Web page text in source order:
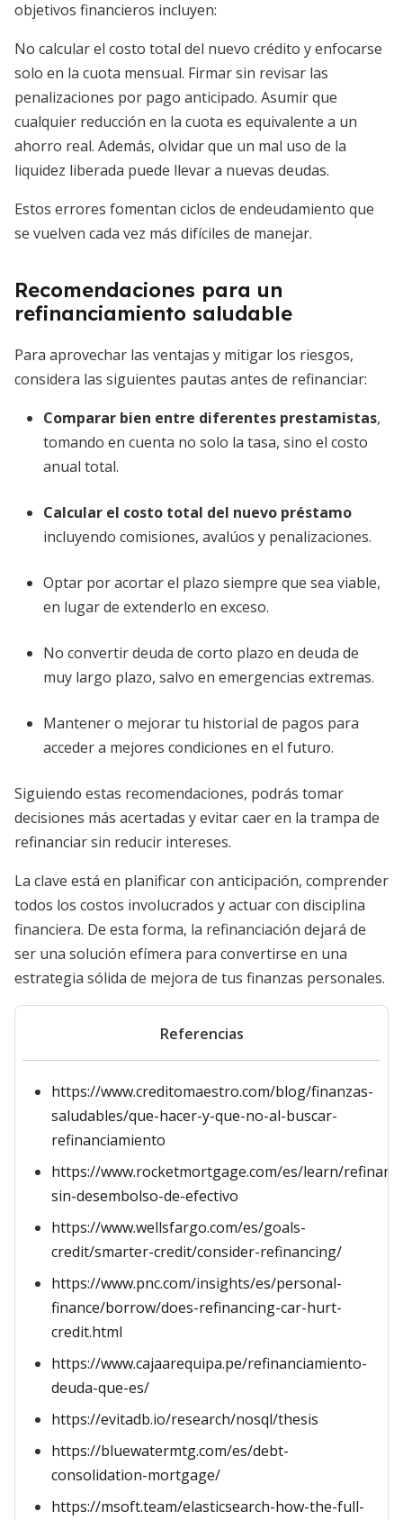
objetivos financieros incluyen:
No calcular el costo total del nuevo crédito y enfocarse
solo en la cuota mensual. Firmar sin revisar las
penalizaciones por pago anticipado. Asumir que
cualquier reducción en la cuota es equivalente a un
ahorro real. Además, olvidar que un mal uso de la
liquidez liberada puede llevar a nuevas deudas.
Estos errores fomentan ciclos de endeudamiento que
se vuelven cada vez más difíciles de manejar.
Recomendaciones para un
refinanciamiento saludable
Para aprovechar las ventajas y mitigar los riesgos,
considera las siguientes pautas antes de refinanciar:
Comparar bien entre diferentes prestamistas,
tomando en cuenta no solo la tasa, sino el costo
anual total.
Calcular el costo total del nuevo préstamo
incluyendo comisiones, avalúos y penalizaciones.
Optar por acortar el plazo siempre que sea viable,
en lugar de extenderlo en exceso.
No convertir deuda de corto plazo en deuda de
muy largo plazo, salvo en emergencias extremas.
Mantener o mejorar tu historial de pagos para
acceder a mejores condiciones en el futuro.
Siguiendo estas recomendaciones, podrás tomar
decisiones más acertadas y evitar caer en la trampa de
refinanciar sin reducir intereses.
La clave está en planificar con anticipación, comprender
todos los costos involucrados y actuar con disciplina
financiera. De esta forma, la refinanciación dejará de
ser una solución efímera para convertirse en una
estrategia sólida de mejora de tus finanzas personales.
Referencias
https://www.creditomaestro.com/blog/finanzas-
saludables/que-hacer-y-que-no-al-buscar-
refinanciamiento
https://www.rocketmortgage.com/es/learn/
sin-desembolso-de-efectivo
https://www.wellsfargo.com/es/goals-
credit/smarter-credit/consider-refinancing/
https://www.pnc.com/insights/es/personal-
finance/borrow/does-refinancing-car-hurt-
credit.html
https://www.cajaarequipa.pe/refinanciamiento-
deuda-que-es/
https://evitadb.io/research/nosql/thesis
https://bluewatermtg.com/es/debt-
consolidation-mortgage/
https://msoft.team/elasticsearch-how-the-full-